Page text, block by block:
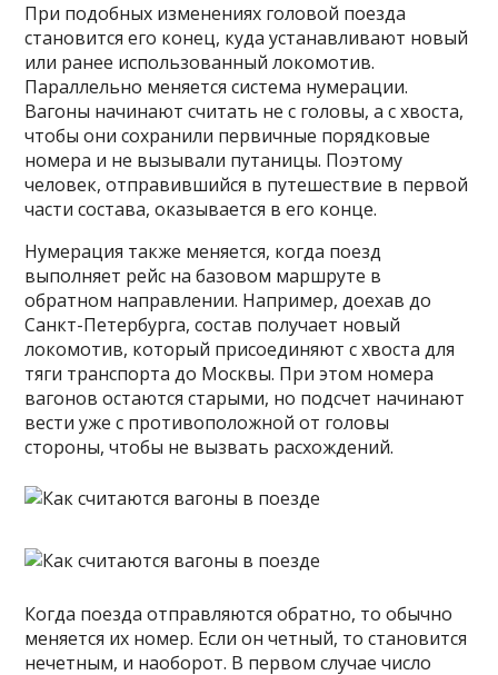
При подобных изменениях головой поезда
становится его конец, куда устанавливают новый
или ранее использованный локомотив.
Параллельно меняется система нумерации.
Вагоны начинают считать не с головы, а с хвоста,
чтобы они сохранили первичные порядковые
номера и не вызывали путаницы. Поэтому
человек, отправившийся в путешествие в первой
части состава, оказывается в его конце.
Нумерация также меняется, когда поезд
выполняет рейс на базовом маршруте в
обратном направлении. Например, доехав до
Санкт-Петербурга, состав получает новый
локомотив, который присоединяют с хвоста для
тяги транспорта до Москвы. При этом номера
вагонов остаются старыми, но подсчет начинают
вести уже с противоположной от головы
стороны, чтобы не вызвать расхождений.
Когда поезда отправляются обратно, то обычно
меняется их номер. Если он четный, то становится
нечетным, и наоборот. В первом случае число